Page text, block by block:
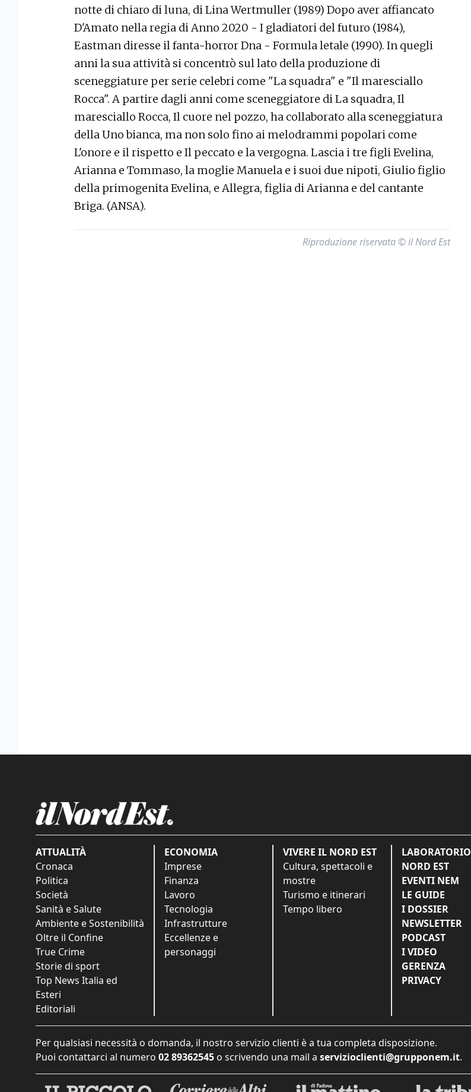
notte di chiaro di luna, di Lina Wertmuller (1989) Dopo aver affiancato
D'Amato nella regia di Anno 2020 - I gladiatori del futuro (1984),
Eastman diresse il fanta-horror Dna - Formula letale (1990). In quegli
anni la sua attività si concentrò sul lato della produzione di
sceneggiature per serie celebri come "La squadra" e "Il maresciallo
Rocca". A partire dagli anni come sceneggiatore di La squadra, Il
maresciallo Rocca, Il cuore nel pozzo, ha collaborato alla sceneggiatura
della Uno bianca, ma non solo fino ai melodrammi popolari come
L'onore e il rispetto e Il peccato e la vergogna. Lascia i tre figli Evelina,
Arianna e Tommaso, la moglie Manuela e i suoi due nipoti, Giulio figlio
della primogenita Evelina, e Allegra, figlia di Arianna e del cantante
Briga. (ANSA).
Riproduzione riservata © il Nord Est
ATTUALITÀ
Cronaca
Politica
Società
Sanità e Salute
Ambiente e Sostenibilità
Oltre il Confine
True Crime
Storie di sport
Top News Italia ed
Esteri
Editoriali
ECONOMIA
Imprese
Finanza
Lavoro
Tecnologia
Infrastrutture
Eccellenze e
personaggi
VIVERE IL NORD EST
Cultura, spettacoli e
mostre
Turismo e itinerari
Tempo libero
LABORATORIO
NORD EST
EVENTI NEM
LE GUIDE
I DOSSIER
NEWSLETTER
PODCAST
I VIDEO
GERENZA
PRIVACY
Per qualsiasi necessità o domanda, il nostro servizio clienti è a tua completa disposizione.
Puoi contattarci al numero 02 89362545 o scrivendo una mail a servizioclienti@grupponem.it.